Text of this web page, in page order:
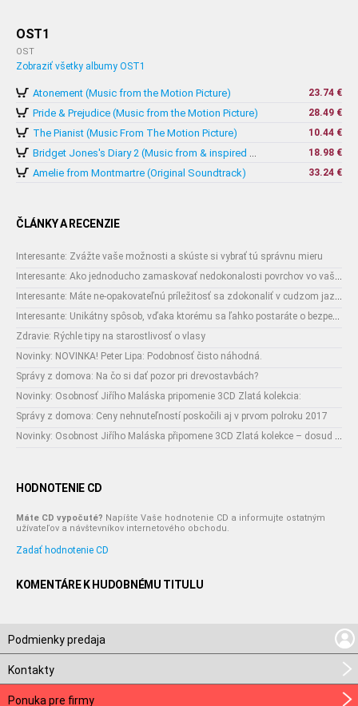
OST1
OST
Zobraziť všetky albumy OST1
Atonement (Music from the Motion Picture) 23.74 €
Pride & Prejudice (Music from the Motion Picture) 28.49 €
The Pianist (Music From The Motion Picture)
10.44 €
Bridget Jones's Diary 2 (Music from & inspired by The Motion Picture)
18.98 €
Amelie from Montmartre (Original Soundtrack) 33.24 €
ČLÁNKY A RECENZIE
Interesante: Zvážte vaše možnosti a skúste si vybrať tú správnu mieru
Interesante: Ako jednoducho zamaskovať nedokonalosti povrchov vo vašom interiéri
Interesante: Máte ne-opakovateľnú príležitosť sa zdokonaliť v cudzom jazyku
Interesante: Unikátny spôsob, vďaka ktorému sa ľahko postaráte o bezpečnosť vašich zásielok
Zdravie: Rýchle tipy na starostlivosť o vlasy
Novinky: NOVINKA! Peter Lipa: Podobnosť čisto náhodná.
Správy z domova: Na čo si dať pozor pri drevostavbách?
Novinky: Osobnosť Jiřího Maláska pripomenie 3CD Zlatá kolekcia:
Správy z domova: Ceny nehnuteľností poskočili aj v prvom polroku 2017
Novinky: Osobnost Jiřího Maláska připomene 3CD Zlatá kolekce – dosud nejobsáhlejší soubor nahrávek legendárního umělce!
HODNOTENIE CD
Máte CD vypočuté? Napíšte Vaše hodnotenie CD a informujte ostatným
užívateľov a návštevníkov internetového obchodu.
Zadať hodnotenie CD
KOMENTÁRE K HUDOBNÉMU TITULU
Podmienky predaja
Kontakty
Ponuka pre firmy